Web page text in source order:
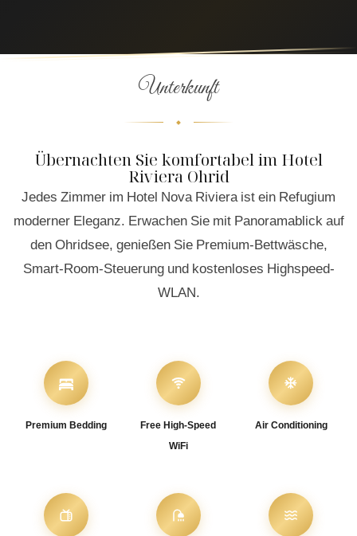
Unterkunft
Übernachten Sie komfortabel im Hotel
Riviera Ohrid
Jedes Zimmer im Hotel Nova Riviera ist ein Refugium
moderner Eleganz. Erwachen Sie mit Panoramablick auf
den Ohridsee, genießen Sie Premium-Bettwäsche,
Smart-Room-Steuerung und kostenloses Highspeed-
WLAN.
Premium Bedding
Free High-Speed
WiFi
Air Conditioning